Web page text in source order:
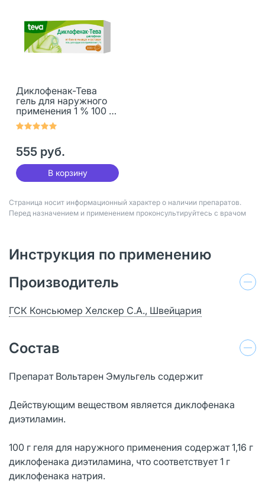
Диклофенак-Тева
гель для наружного
применения 1 % 100 г 1
шт
555 руб.
В корзину
Страница носит информационный характер о наличии препаратов.
Перед назначением и применением проконсультируйтесь с врачом
Инструкция по применению
Производитель
ГСК Консьюмер Хелскер С.А., Швейцария
Состав
Препарат Вольтарен Эмульгель содержит
Действующим веществом является диклофенака
диэтиламин.
100 г геля для наружного применения содержат 1,16 г
диклофенака диэтиламина, что соответствует 1 г
диклофенака натрия.